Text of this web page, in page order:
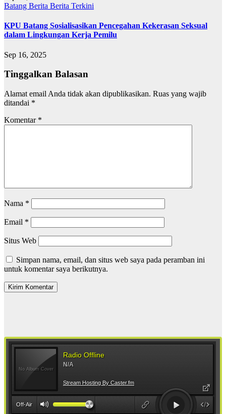
Batang Berita Berita Terkini
KPU Batang Sosialisasikan Pencegahan Kekerasan Seksual
dalam Lingkungan Kerja Pemilu
Sep 16, 2025
Tinggalkan Balasan
Alamat email Anda tidak akan dipublikasikan. Ruas yang wajib
ditandai *
Komentar *
Nama *
Email *
Situs Web
Simpan nama, email, dan situs web saya pada peramban ini
untuk komentar saya berikutnya.